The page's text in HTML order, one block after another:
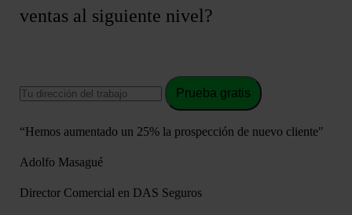
ventas al siguiente nivel?
Prueba gratis
“Hemos aumentado un 25% la prospección de nuevo cliente"
Adolfo Masagué
Director Comercial en DAS Seguros